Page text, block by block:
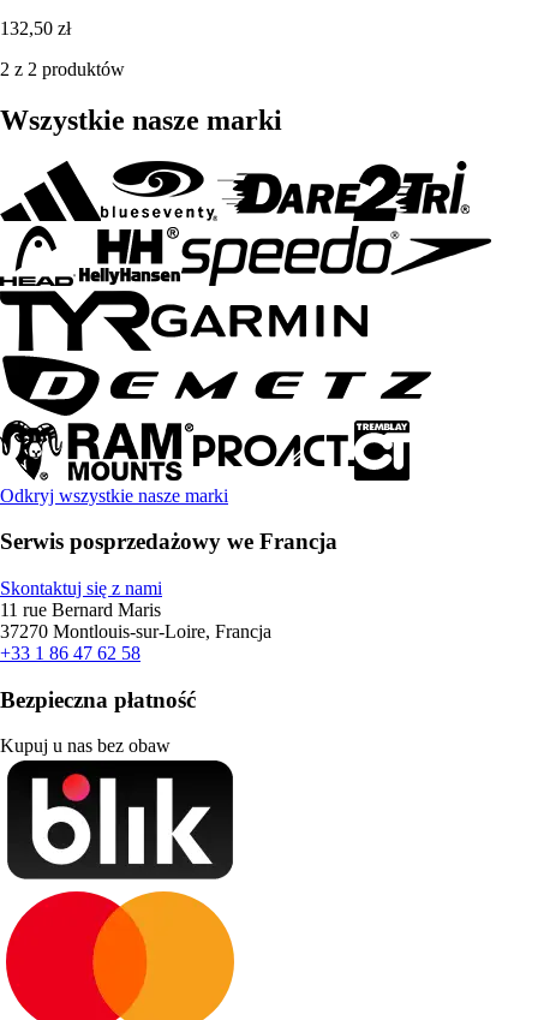
132,50 zł
2 z 2 produktów
Wszystkie nasze marki
Odkryj wszystkie nasze marki
Serwis posprzedażowy we Francja
Skontaktuj się z nami
11 rue Bernard Maris
37270 Montlouis-sur-Loire, Francja
+33 1 86 47 62 58
Bezpieczna płatność
Kupuj u nas bez obaw